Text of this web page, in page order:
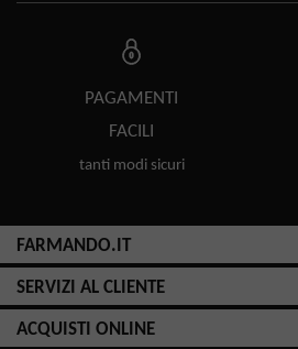
PAGAMENTI
FACILI
tanti modi sicuri
FARMANDO.IT
SERVIZI AL CLIENTE
ACQUISTI ONLINE